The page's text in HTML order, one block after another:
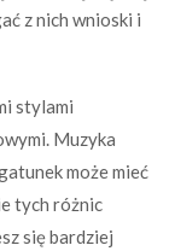
z nich wnioski i
stylami
Muzyka
może mieć
tych różnic
się bardziej